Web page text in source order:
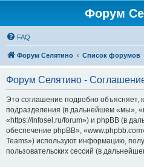
Форум
FAQ
Форум Селятино Список форумов
Форум Селятино -
Это соглашение подробно объясняет,
подразделения (в дальнейшем «мы»,
«https://infosel.ru/forum») и phpBB (в
обеспечение phpBB»,
Teams») используют информацию,
пользовательских сессий (в